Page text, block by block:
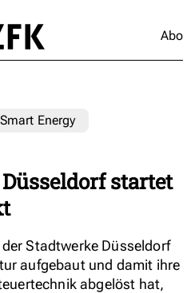
Abo
Energy
startet
Stadtwerke Düsseldorf
aufgebaut und damit ihre
abgelöst hat,